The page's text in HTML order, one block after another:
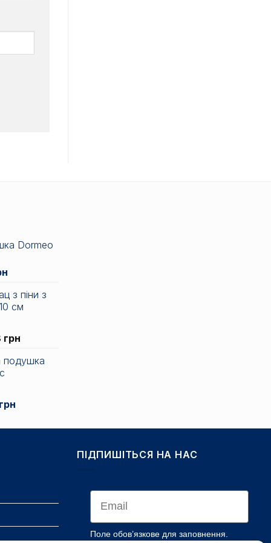
Dormeo
Поточна
836 грн.
з піни з
см
грн
від
838 грн
подушка
грнПоточна
1
ПІДПИШІТЬСЯ НА НАС
Email
Поле обов’язкове для заповнення.